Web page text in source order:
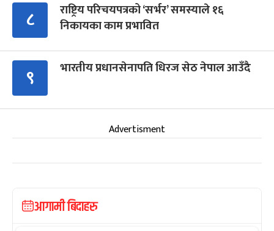
८
राष्ट्रिय परिचयपत्रको ‘सर्भर’ समस्याले १६
निकायका काम प्रभावित
९ भारतीय प्रधानसेनापति धिरज सेठ नेपाल आउँदै
Advertisment
आगामी बिदाहरु